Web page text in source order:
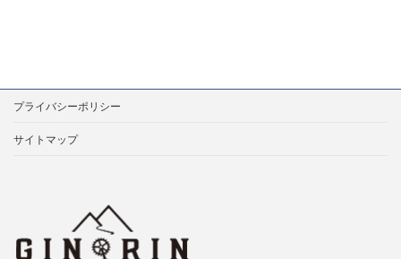
プライバシーポリシー
サイトマップ